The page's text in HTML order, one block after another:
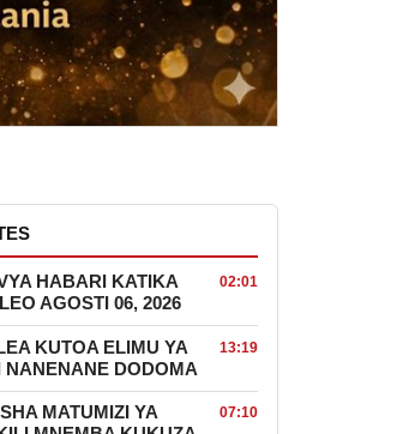
HABARI KATIKA
AGOSTI 06, 2026
02:01
KUTOA ELIMU YA
NANENANE DODOMA
13:19
MATUMIZI YA
07:10